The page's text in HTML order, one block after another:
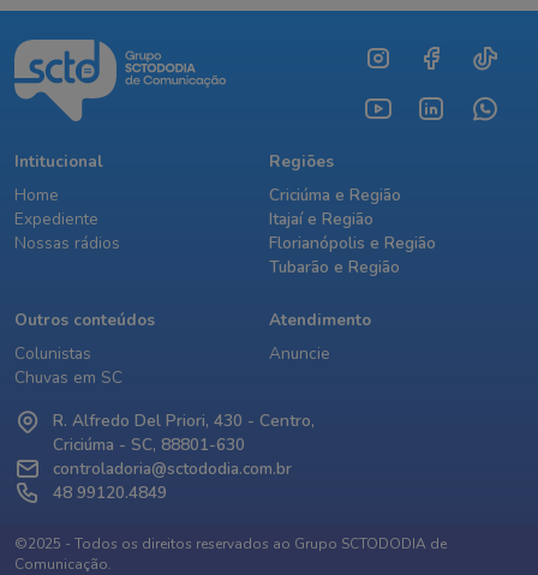
Intitucional
Home
Expediente
Nossas rádios
Regiões
Criciúma e Região
Itajaí e Região
Florianópolis e Região
Tubarão e Região
Outros conteúdos
Colunistas
Chuvas em SC
Atendimento
Anuncie
R. Alfredo Del Priori, 430 - Centro,
Criciúma - SC, 88801-630
controladoria@sctododia.com.br
48 99120.4849
©2025 - Todos os direitos reservados ao Grupo SCTODODIA de
Comunicação.